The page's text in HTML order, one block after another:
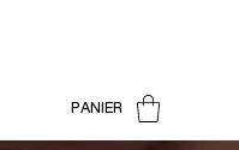
PANIER